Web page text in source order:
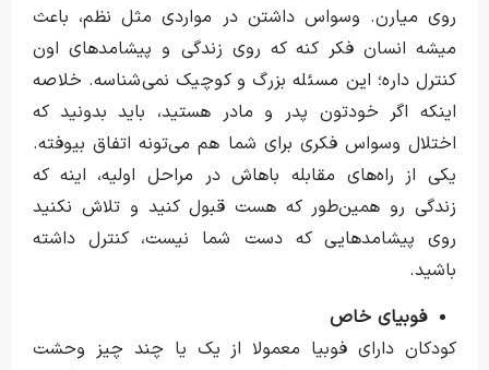
روی میارن. وسواس داشتن در مواردی مثل نظم، باعث
میشه انسان فکر کنه که روی زندگی و پیشامدهای اون
کنترل داره؛ این مسئله بزرگ و کوچیک نمی‌شناسه. خلاصه
اینکه اگر خودتون پدر و مادر هستید، باید بدونید که
اختلال وسواس فکری برای شما هم می‌تونه اتفاق بیوفته.
یکی از راه‌های مقابله باهاش در مراحل اولیه، اینه‌ که
زندگی رو همین‌طور که هست قبول کنید و تلاش نکنید
روی پیشامدهایی که دست شما نیست، کنترل داشته
باشید.
فوبیای خاص
کودکان دارای فوبیا معمولا از یک یا چند چیز وحشت